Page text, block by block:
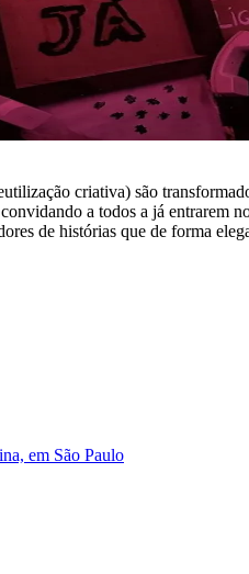
criativa) são
a todos a já entrarem
de histórias que de forma
em São Paulo